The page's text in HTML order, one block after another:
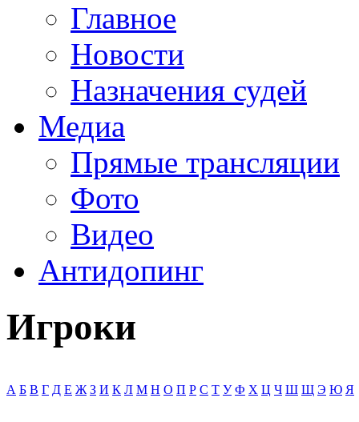
Главное
Новости
Назначения судей
Медиа
Прямые трансляции
Фото
Видео
Антидопинг
Игроки
А Б В Г Д Е Ж З И К Л М Н О П Р С Т У Ф Х Ц Ч Ш Щ Э Ю Я